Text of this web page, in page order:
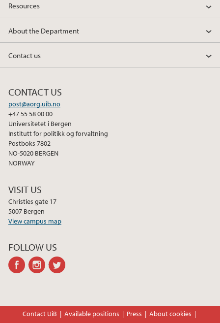
Resources
About the Department
Contact us
CONTACT US
post@aorg.uib.no
+47 55 58 00 00
Universitetet i Bergen
Institutt for politikk og forvaltning
Postboks 7802
NO-5020 BERGEN
NORWAY
VISIT US
Christies gate 17
5007 Bergen
View campus map
FOLLOW US
facebookinstagram
Contact UiB Available positions Press About cookies